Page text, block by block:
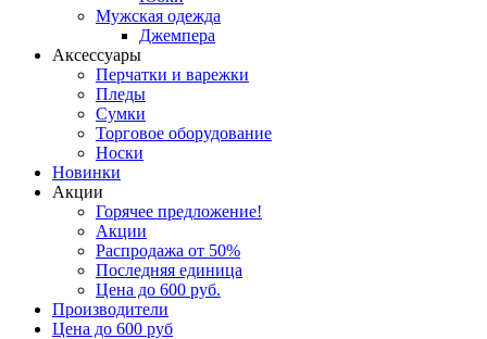
Мужская одежда
Джемпера
Аксессуары
Перчатки и варежки
Пледы
Сумки
Торговое оборудование
Носки
Новинки
Акции
Горячее предложение!
Акции
Распродажа от 50%
Последняя единица
Цена до 600 руб.
Производители
Цена до 600 руб